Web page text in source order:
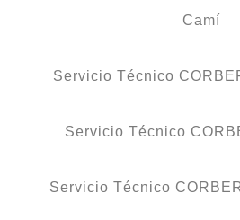
Camí
Servicio Técnico
Servicio Técnico
Servicio Técnico